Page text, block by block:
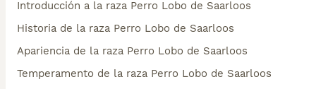
Introducción a la raza Perro Lobo de Saarloos
Historia de la raza Perro Lobo de Saarloos
Apariencia de la raza Perro Lobo de Saarloos
Temperamento de la raza Perro Lobo de Saarloos